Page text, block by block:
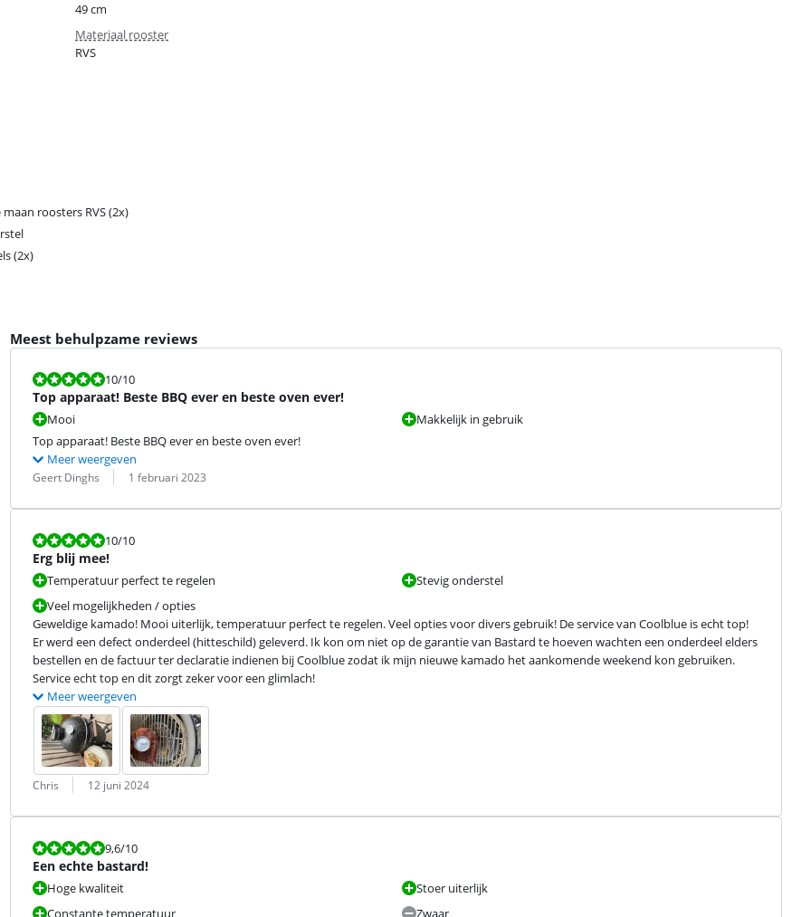
49 cm
Materiaal rooster
RVS
maan roosters RVS (2x)
(2x)
Meest behulpzame reviews
Beoordeling is 10 van de 10.
10/10
Top apparaat! Beste BBQ ever en beste oven ever!
Mooi
Makkelijk in gebruik
Top apparaat! Beste BBQ ever en beste oven ever!
Meer weergeven
Beoordeling door:
Geert Dinghs
Datum: 1 februari 2023
Beoordeling is 10 van de 10.
10/10
Erg blij mee!
Temperatuur perfect te regelen
Veel mogelijkheden / opties
Stevig onderstel
Geweldige kamado! Mooi uiterlijk, temperatuur perfect te regelen. Veel opties voor divers gebruik! De service van Coolblue is echt top!
Er werd een defect onderdeel (hitteschild) geleverd. Ik kon om niet op de garantie van Bastard te hoeven wachten een onderdeel elders
bestellen en de factuur ter declaratie indienen bij Coolblue zodat ik mijn nieuwe kamado het aankomende weekend kon gebruiken.
Service echt top en dit zorgt zeker voor een glimlach!
Meer weergeven
Beoordeling door:
Chris
Datum: 12 juni 2024
Beoordeling is 9,6 van de 10.
9,6/10
Een echte bastard!
Hoge kwaliteit
Stoer uiterlijk